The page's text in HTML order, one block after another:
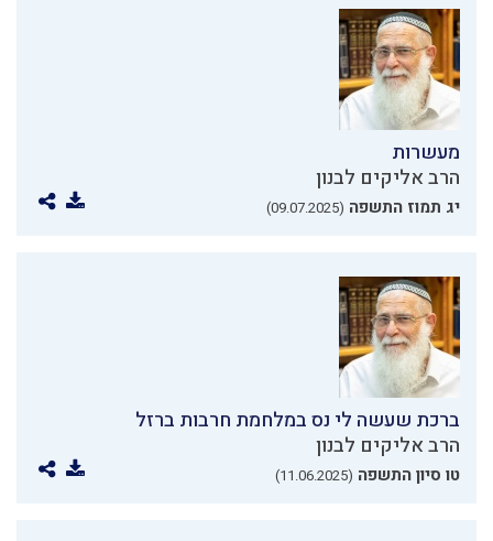
מעשרות
הרב אליקים לבנון
יג תמוז התשפה (09.07.2025)
ברכת שעשה לי נס במלחמת חרבות ברזל
הרב אליקים לבנון
טו סיון התשפה (11.06.2025)